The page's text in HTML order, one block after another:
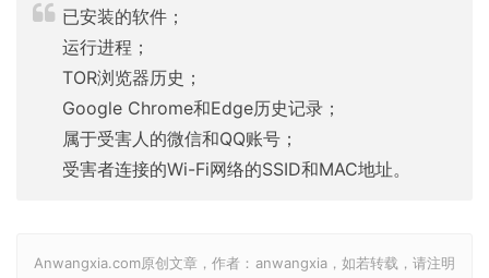
已安装的软件；
运行进程；
TOR浏览器历史；
Google Chrome和Edge历史记录；
属于受害人的微信和QQ账号；
受害者连接的Wi-Fi网络的SSID和MAC地址。
Anwangxia.com原创文章，作者：anwangxia，如若转载，请注明